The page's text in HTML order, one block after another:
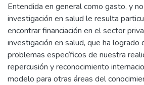
Entendida en general como gasto, y
investigación en salud le resulta
encontrar financiación en el sector
investigación en salud, que ha logrado
problemas específicos de nuestra
repercusión y reconocimiento
modelo para otras áreas del